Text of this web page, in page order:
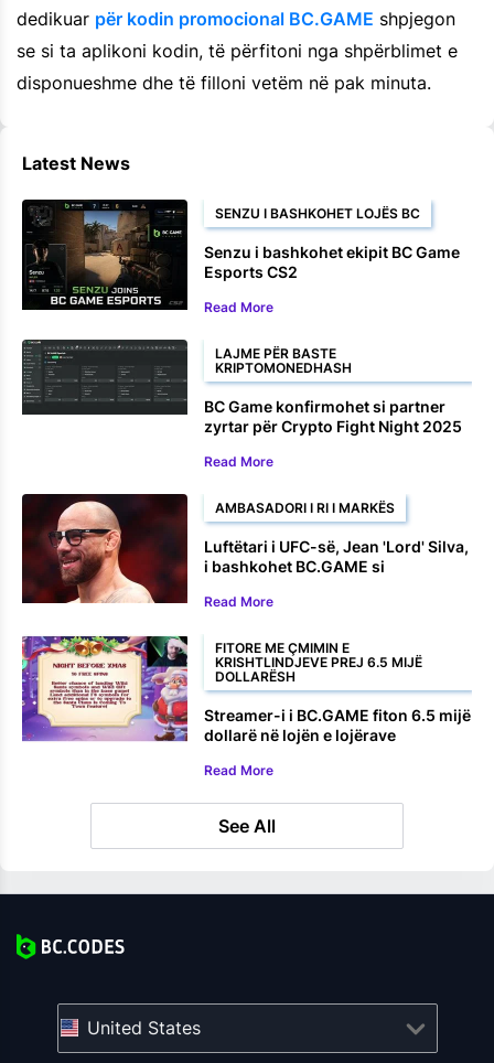
dedikuar për kodin promocional BC.GAME shpjegon
se si ta aplikoni kodin, të përfitoni nga shpërblimet e
disponueshme dhe të filloni vetëm në pak minuta.
Latest News
SENZU I BASHKOHET LOJËS BC
Senzu i bashkohet ekipit BC Game
Esports CS2
Read More
LAJME PËR BASTE
KRIPTOMONEDHASH
BC Game konfirmohet si partner
zyrtar për Crypto Fight Night 2025
Read More
AMBASADORI I RI I MARKËS
Luftëtari i UFC-së, Jean 'Lord' Silva,
i bashkohet BC.GAME si
Read More
FITORE ME ÇMIMIN E
KRISHTLINDJEVE PREJ 6.5 MIJË
DOLLARËSH
Streamer-i i BC.GAME fiton 6.5 mijë
dollarë në lojën e lojërave
Read More
See All
United States